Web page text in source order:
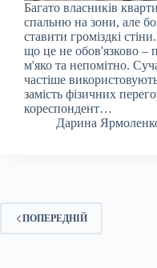
Багато власників
спальню на зони, але
ставити громіздкі
що це не обов'язково –
м'яко та непомітно.
частіше
замість фізичних
кореспондент…
Дарина
ПОПЕРЕДНІЙ